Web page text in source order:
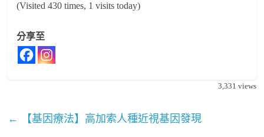
(Visited 430 times, 1 visits today)
分享至
3,331 views
← 【基因療法】高加索人種近視基因發現